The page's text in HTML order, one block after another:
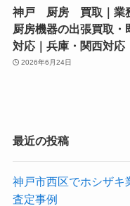
神戸 厨房 買取｜業
厨房機器の出張買取・
対応｜兵庫・関西対応
2026年6月24日
最近の投稿
神戸市西区でホシザキ
査定事例